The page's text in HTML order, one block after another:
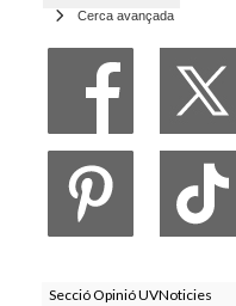
Cerca avançada
Secció Opinió UVNoticies